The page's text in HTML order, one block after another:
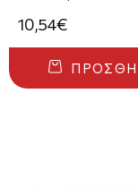
10,54€